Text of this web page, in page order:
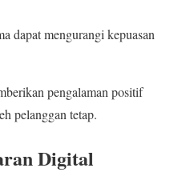
dapat mengurangi kepuasan
pengalaman positif
pelanggan tetap.
Digital